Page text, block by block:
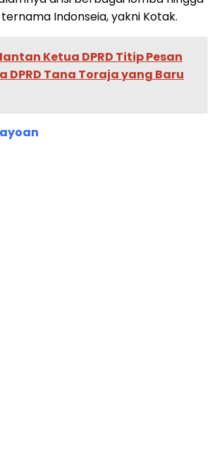
Indonseia, yakni Kotak.
Ketua DPRD Titip Pesan
DPRD Tana Toraja yang Baru